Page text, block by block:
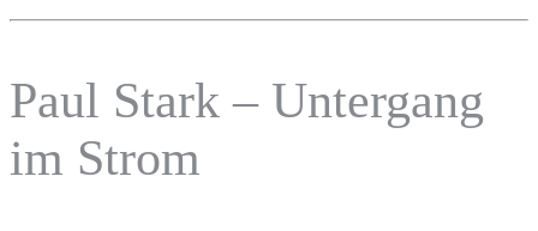
Paul Stark – Untergang
im Strom